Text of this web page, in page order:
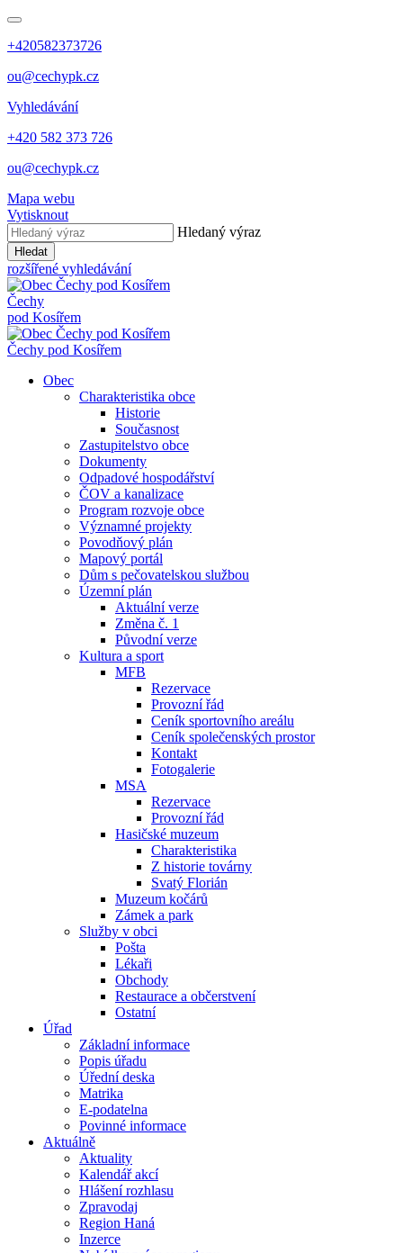
+420582373726
ou@cechypk.cz
Vyhledávání
+420 582 373 726
ou@cechypk.cz
Mapa webu
Vytisknout
Hledaný výraz
Hledat
rozšířené vyhledávání
Čechy
pod Kosířem
Čechy pod Kosířem
Obec
Charakteristika obce
Historie
Současnost
Zastupitelstvo obce
Dokumenty
Odpadové hospodářství
ČOV a kanalizace
Program rozvoje obce
Významné projekty
Povodňový plán
Mapový portál
Dům s pečovatelskou službou
Územní plán
Aktuální verze
Změna č. 1
Původní verze
Kultura a sport
MFB
Rezervace
Provozní řád
Ceník sportovního areálu
Ceník společenských prostor
Kontakt
Fotogalerie
MSA
Rezervace
Provozní řád
Hasičské muzeum
Charakteristika
Z historie továrny
Svatý Florián
Muzeum kočárů
Zámek a park
Služby v obci
Pošta
Lékaři
Obchody
Restaurace a občerstvení
Ostatní
Úřad
Základní informace
Popis úřadu
Úřední deska
Matrika
E-podatelna
Povinné informace
Aktuálně
Aktuality
Kalendář akcí
Hlášení rozhlasu
Zpravodaj
Region Haná
Inzerce